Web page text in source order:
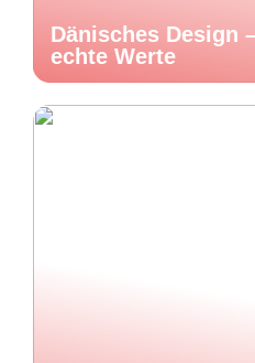
Dänisches Design
echte Werte